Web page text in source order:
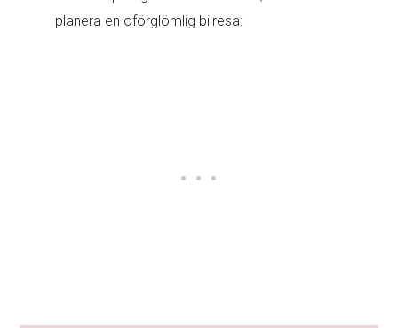
planera en oförglömlig bilresa: